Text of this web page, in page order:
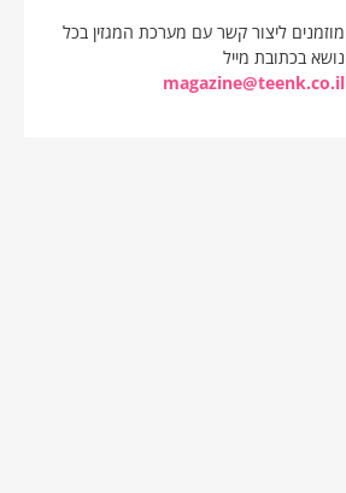
מוזמנים ליצור קשר עם מערכת המגזין בכל
נושא בכתובת מייל
magazine@teenk.co.il